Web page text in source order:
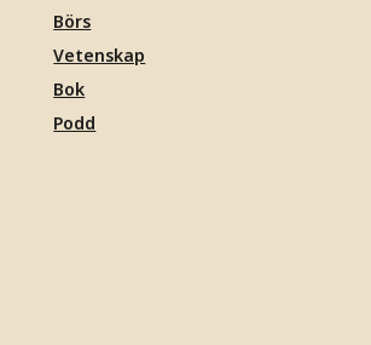
Börs
Vetenskap
Bok
Podd